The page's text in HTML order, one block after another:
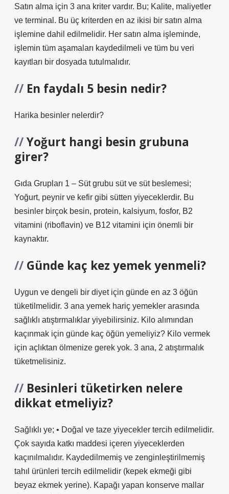
Satın alma için 3 ana kriter vardır. Bu; Kalite, maliyetler
ve terminal. Bu üç kriterden en az ikisi bir satın alma
işlemine dahil edilmelidir. Her satın alma işleminde,
işlemin tüm aşamaları kaydedilmeli ve tüm bu veri
kayıtları bir dosyada tutulmalıdır.
En faydalı 5 besin nedir?
Harika besinler nelerdir?
Yoğurt hangi besin grubuna
girer?
Gıda Grupları 1 – Süt grubu süt ve süt beslemesi;
Yoğurt, peynir ve kefir gibi sütten yiyeceklerdir. Bu
besinler birçok besin, protein, kalsiyum, fosfor, B2
vitamini (riboflavin) ve B12 vitamini için önemli bir
kaynaktır.
Günde kaç kez yemek yenmeli?
Uygun ve dengeli bir diyet için günde en az 3 öğün
tüketilmelidir. 3 ana yemek hariç yemekler arasında
sağlıklı atıştırmalıklar yiyebilirsiniz. Kilo alımından
kaçınmak için günde kaç öğün yemeliyiz? Kilo vermek
için açlıktan ölmenize gerek yok. 3 ana, 2 atıştırmalık
tüketmelisiniz.
Besinleri tüketirken nelere
dikkat etmeliyiz?
Sağlıklı ye; • Doğal ve taze yiyecekler tercih edilmelidir.
Çok sayıda katkı maddesi içeren yiyeceklerden
kaçınılmalıdır. Kaydedilmemiş ve zenginleştirilmemiş
tahıl ürünleri tercih edilmelidir (kepek ekmeği gibi
beyaz ekmek yerine). Kapağı yapan konserve mallar